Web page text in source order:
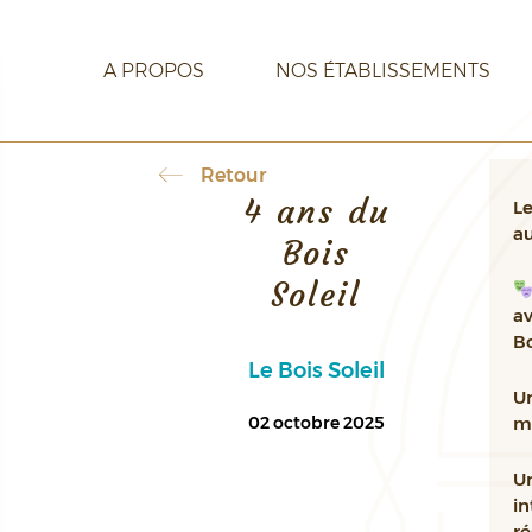
A PROPOS NOS ÉTABLISSEMENTS
Retour
4 ans du
Bois
Soleil
Le Bois Soleil
02 octobre 2025